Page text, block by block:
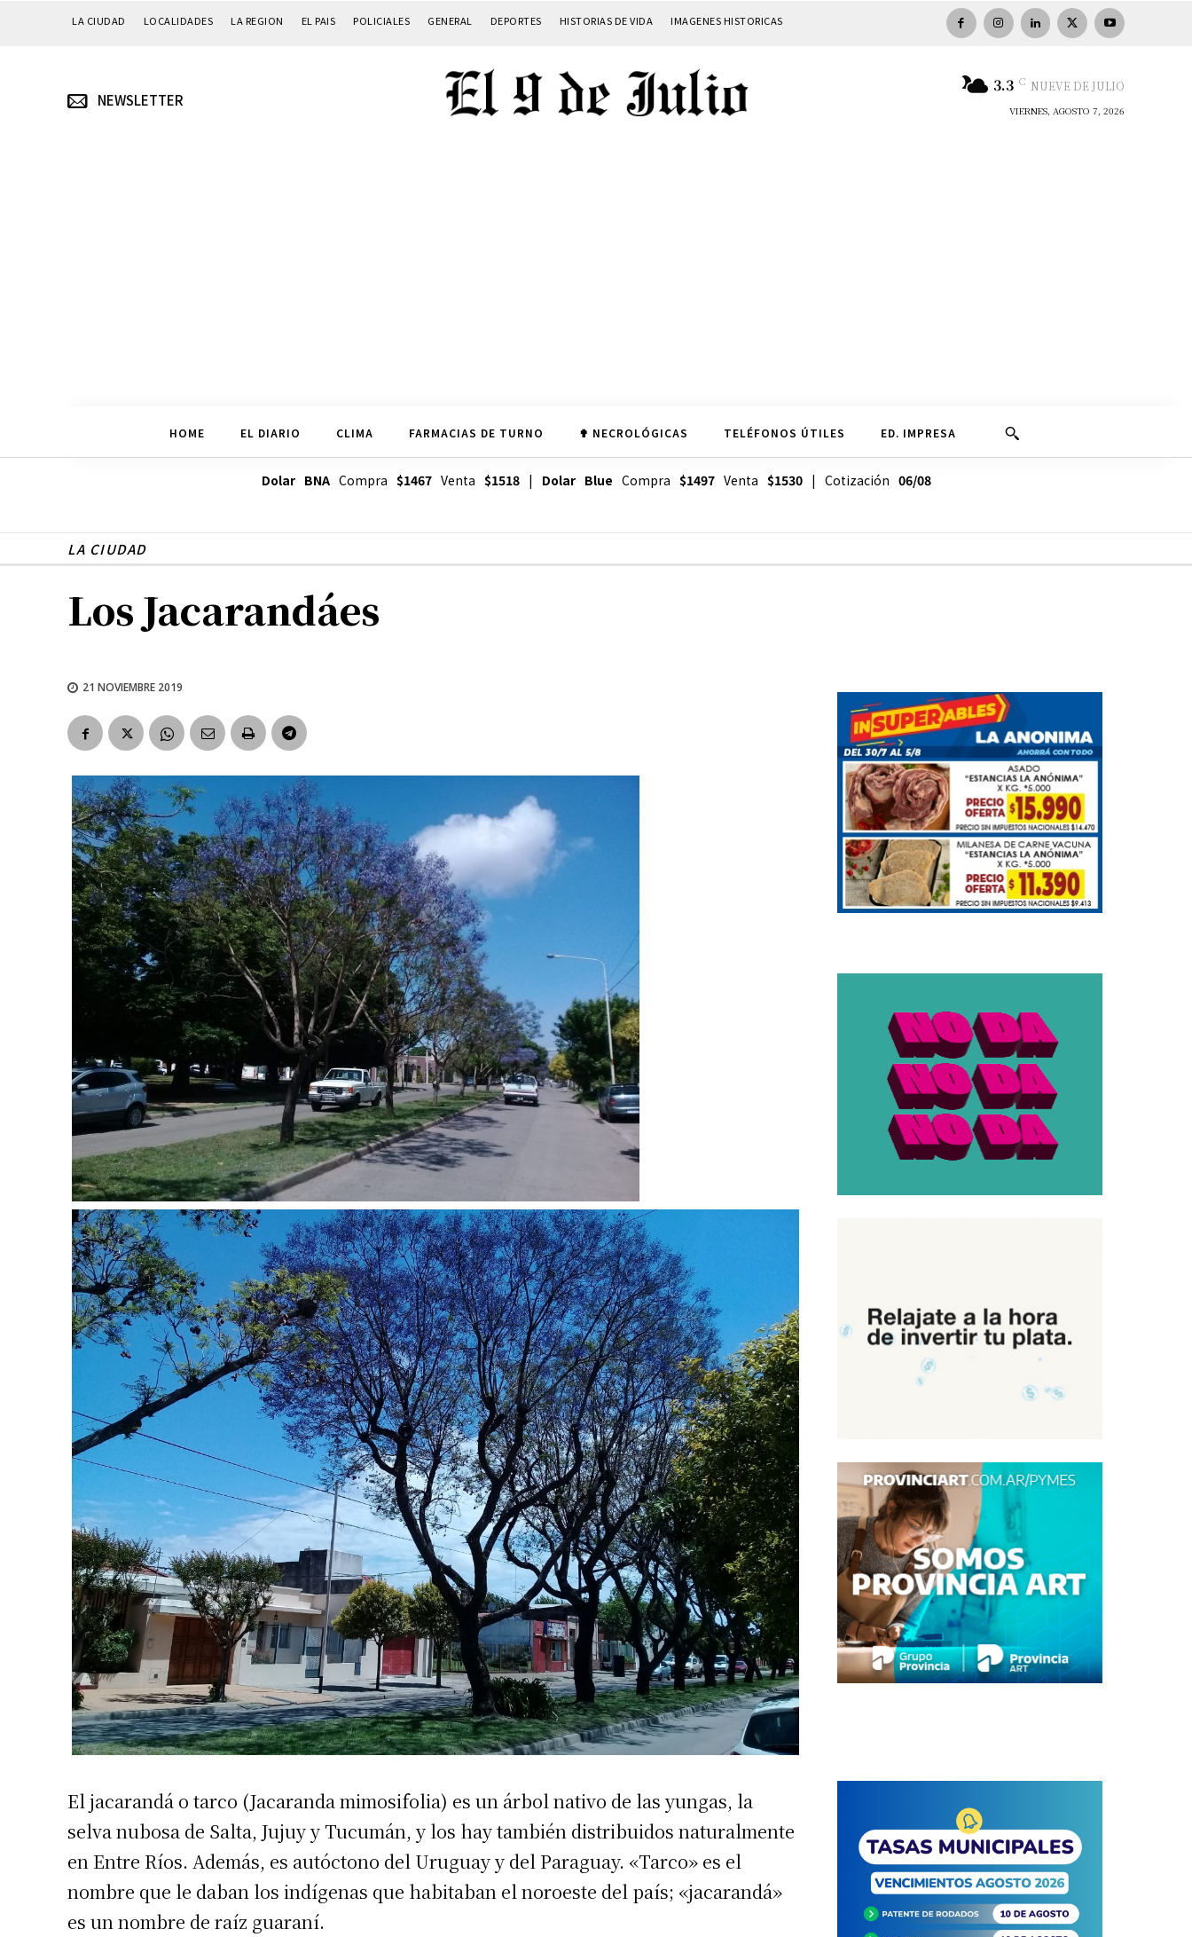
Suscribirme gratis
Dirección de correo electrónico*
LA CIUDAD LOCALIDADES LA REGION EL PAIS POLICIALES GENERAL DEPORTES HISTORIAS DE VIDA IMAGENES HISTORICAS
NEWSLETTER
3.3 C NUEVE DE JULIO
VIERNES, AGOSTO 7, 2026
HOME EL DIARIO CLIMA FARMACIAS DE TURNO ✟ NECROLÓGICAS TELÉFONOS ÚTILES ED. IMPRESA
Dolar BNACompra $1467Venta $1518| Dolar Blue Compra $1497Venta $1530| Cotización 06/08
LA CIUDAD
Los Jacarandáes
21 NOVIEMBRE 2019
El jacarandá o tarco (Jacaranda mimosifolia) es un árbol nativo de las yungas, la
selva nubosa de Salta, Jujuy y Tucumán, y los hay también distribuidos naturalmente
en Entre Ríos. Además, es autóctono del Uruguay y del Paraguay. «Tarco» es el
nombre que le daban los indígenas que habitaban el noroeste del país; «jacarandá»
es un nombre de raíz guaraní.